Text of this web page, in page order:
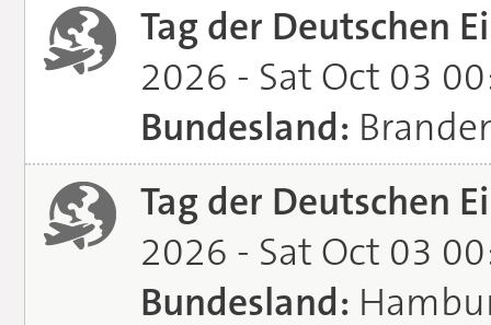
Tag der Deutschen
2026 - Sat Oct 03
Bundesland:
Tag der Deutschen
2026 - Sat Oct 03
Bundesland: